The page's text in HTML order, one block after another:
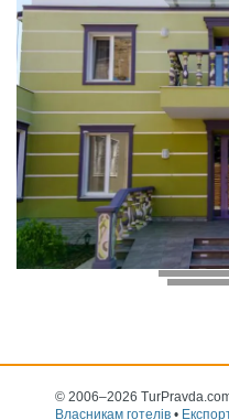
© 2006–2026
Власникам готелів •